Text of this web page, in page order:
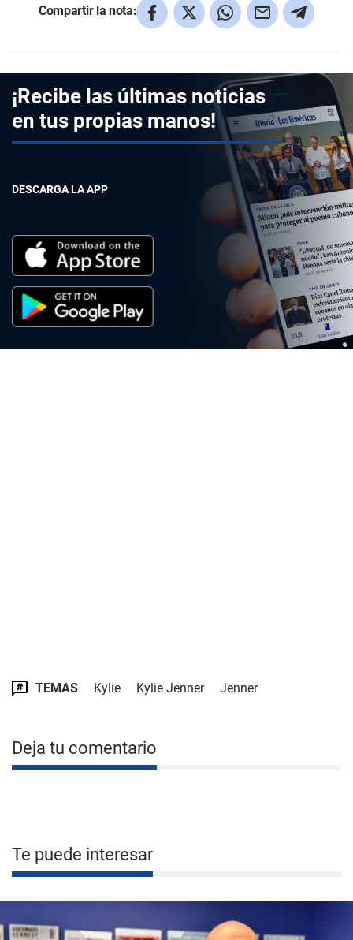
Compartir la nota:
¡Recibe las últimas noticias
en tus propias manos!
DESCARGA LA APP
TEMAS Kylie Kylie Jenner Jenner
Deja tu comentario
Te puede interesar